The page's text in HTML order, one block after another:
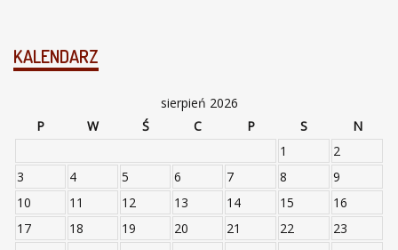
KALENDARZ
sierpień 2026
P
W Ś C P S
N
1
2
3
4 5 6 7 8
9
10
11 12 13 14 15
16
17
18 19 20 21 22
23